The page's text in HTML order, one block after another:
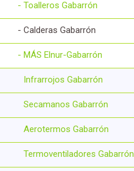
- Toalleros Gabarrón
- Calderas Gabarrón
- MÁS Elnur-Gabarrón
Infrarrojos Gabarrón
Secamanos Gabarrón
Aerotermos Gabarrón
Termoventiladores Gabarrón